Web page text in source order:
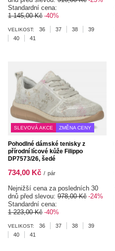
Standardní cena:
1 145,00 Kč -40%
VELIKOST: 36 37 38
39
40
41
SLEVOVÁ AKCE ZMĚNA CENY
Pohodlné dámské tenisky z
přírodní lícové kůže Filippo
DP7573/26, šedé
734,00 Kč / pár
Nejnižší cena za posledních 30
dnů před slevou: 978,00 Kč -24%
Standardní cena:
1 223,00 Kč -40%
VELIKOST: 36 37 38
39
40
41